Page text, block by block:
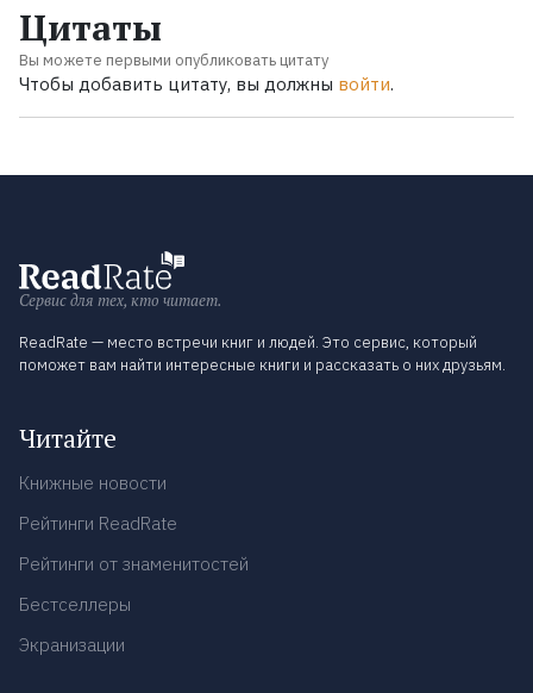
Цитаты
Вы можете первыми опубликовать цитату
Чтобы добавить цитату, вы должны войти.
Сервис для тех, кто читает.
ReadRate — место встречи книг и людей. Это сервис, который
поможет вам найти интересные книги и рассказать о них друзьям.
Читайте
Книжные новости
Рейтинги ReadRate
Рейтинги от знаменитостей
Бестселлеры
Экранизации